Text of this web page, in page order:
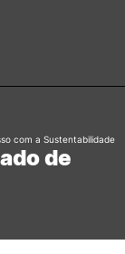
de
com a Sustentabilidade